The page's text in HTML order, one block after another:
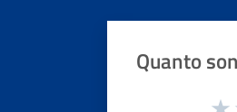
Quanto
Valuta da 1 a 5